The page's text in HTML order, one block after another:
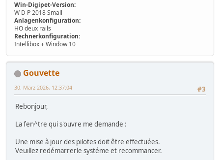
Win-Digipet-Version:
W D P 2018 Small
Anlagenkonfiguration:
HO deux rails
Rechnerkonfiguration:
Intellibox + Window 10
Gouvette
#3
30. März 2026, 12:37:04
Rebonjour,
La fen^tre qui s'ouvre me demande :
Une mise à jour des pilotes doit être effectuées.
Veuillez redémarrerle systéme et recommancer.